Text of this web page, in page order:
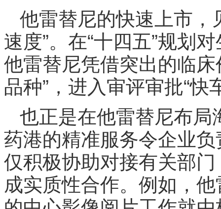
他雷替尼的快速上市，
速度”。在“十四五”规划
他雷替尼凭借突出的临
品种”，进入审评审批“
也正是在他雷替尼布局
药港的精准服务令企业
仅积极协助对接有关部
成实质性合作。例如，